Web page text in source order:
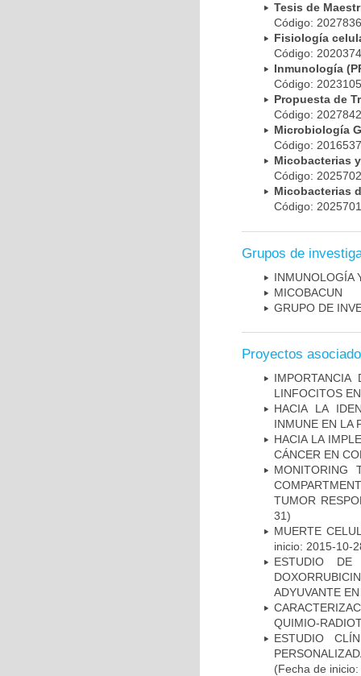
Tesis de
Código:
Fisiología
Código:
Inmunología
Código:
Propuesta de
Código:
Microbiología
Código:
Micobacterias
Código:
Micobacterias
Código:
Grupos de
INMUNOLOGÍA
MICOBAC­UN
GRUPO DE
Proyectos
LINFOCITOS
HACIA LA
INMUNE EN LA
HACIA LA
CÁNCER EN
MONITORING
TUMOR
31)
MUERTE
inicio: 2015-10-
ESTUDIO DE
ADYUVANTE
QUIMIO-
ESTUDIO
(Fecha de